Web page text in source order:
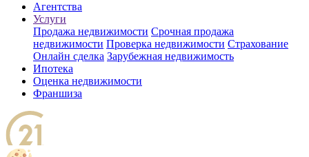
Агентства
Услуги
Продажа недвижимости Срочная продажа
недвижимости Проверка недвижимости Страхование
Онлайн сделка Зарубежная недвижимость
Ипотека
Оценка недвижимости
Франшиза